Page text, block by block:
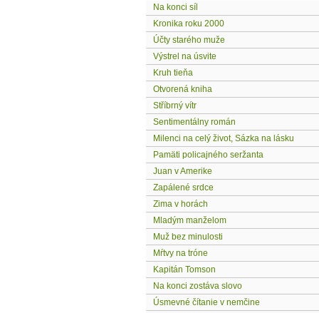
Na konci síl
Kronika roku 2000
Účty starého muže
Výstrel na úsvite
Kruh tieňa
Otvorená kniha
Stříbrný vítr
Sentimentálny román
Milenci na celý život, Sázka na lásku
Pamäti policajného seržanta
Juan v Amerike
Zapálené srdce
Zima v horách
Mladým manželom
Muž bez minulosti
Mŕtvy na tróne
Kapitán Tomson
Na konci zostáva slovo
Úsmevné čítanie v nemčine